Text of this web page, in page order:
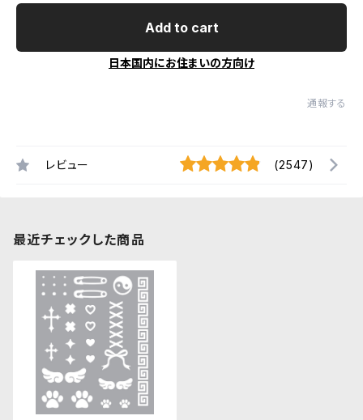
Add to cart
日本国内にお住まいの方向け
通報する
レビュー (2547)
最近チェックした商品